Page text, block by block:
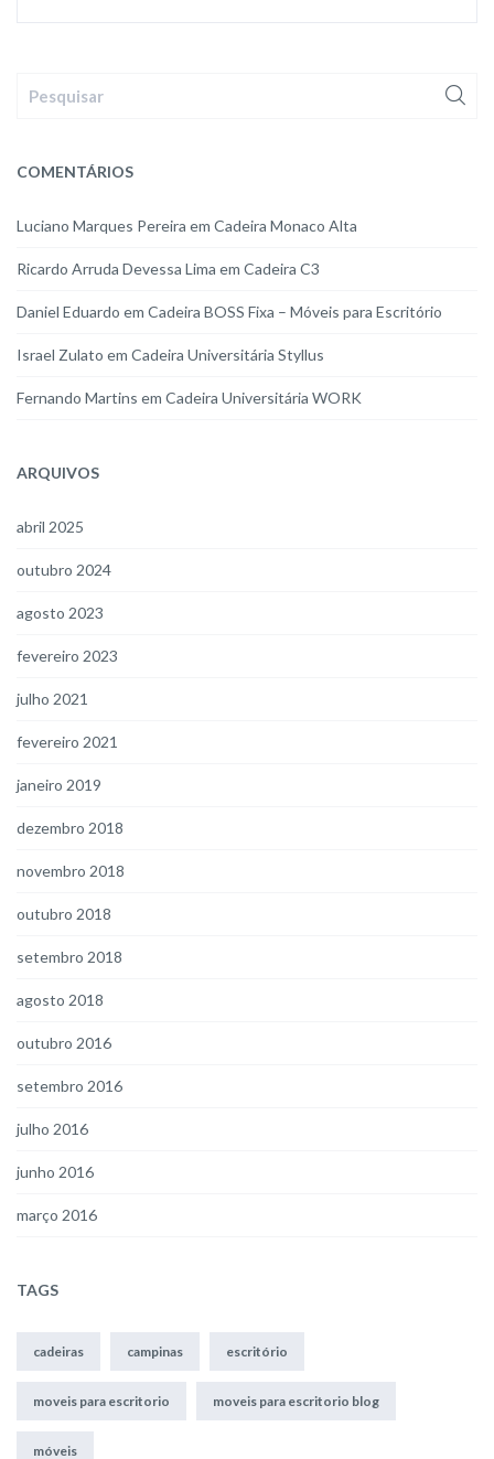
COMENTÁRIOS
Luciano Marques Pereira em Cadeira Monaco Alta
Ricardo Arruda Devessa Lima em Cadeira C3
Daniel Eduardo em Cadeira BOSS Fixa – Móveis para Escritório
Israel Zulato em Cadeira Universitária Styllus
Fernando Martins em Cadeira Universitária WORK
ARQUIVOS
abril 2025
outubro 2024
agosto 2023
fevereiro 2023
julho 2021
fevereiro 2021
janeiro 2019
dezembro 2018
novembro 2018
outubro 2018
setembro 2018
agosto 2018
outubro 2016
setembro 2016
julho 2016
junho 2016
março 2016
TAGS
cadeiras campinas escritório
moveis para escritorio moveis para escritorio blog
móveis